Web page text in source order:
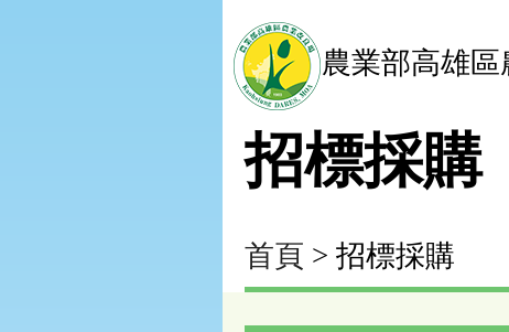
農業部高雄
招標採購
首頁 > 招標採購